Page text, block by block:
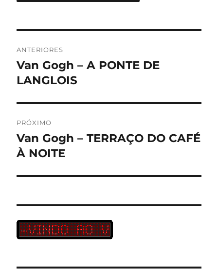
de
Post
ANTERIORES
Post
anterior:
Van Gogh – A PONTE DE
LANGLOIS
PRÓXIMO
Próximo
post:
Van Gogh – TERRAÇO DO CAFÉ
À NOITE